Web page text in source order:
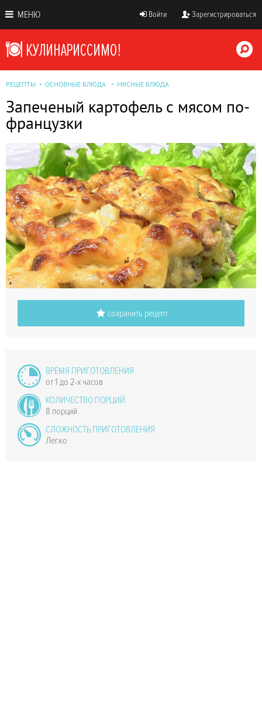
МЕНЮ Войти Зарегистрироваться
РЕЦЕПТЫ ОСНОВНЫЕ БЛЮДА МЯСНЫЕ БЛЮДА
Запеченый картофель с мясом по-
французки
сохранить рецепт
ВРЕМЯ ПРИГОТОВЛЕНИЯ
от 1 до 2-х часов
КОЛИЧЕСТВО ПОРЦИЙ
8 порций
СЛОЖНОСТЬ ПРИГОТОВЛЕНИЯ
Легко